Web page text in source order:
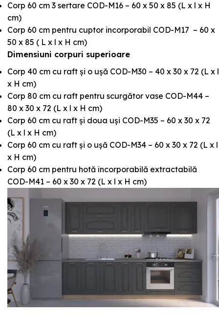
Corp 60 cm 3 sertare COD-M16 – 60 x 50 x 85 (L x l x H
cm)
Corp 60 cm pentru cuptor incorporabil COD-M17 – 60 x
50 x 85 ( L x l x H cm)
Dimensiuni corpuri superioare
Corp 40 cm cu raft și o ușă COD-M30 – 40 x 30 x 72 (L x l
x H cm)
Corp 80 cm cu raft pentru scurgător vase COD-M44 –
80 x 30 x 72 (L x l x H cm)
Corp 60 cm cu raft și doua uși COD-M35 – 60 x 30 x 72
(L x l x H cm)
Corp 60 cm cu raft și o ușă COD-M34 – 60 x 30 x 72 (L x l
x H cm)
Corp 60 cm pentru hotă încorporabilă extractabilă
COD-M41 – 60 x 30 x 72 (L x l x H cm)